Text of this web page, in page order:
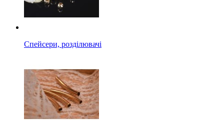
Спейсери, розділювачі